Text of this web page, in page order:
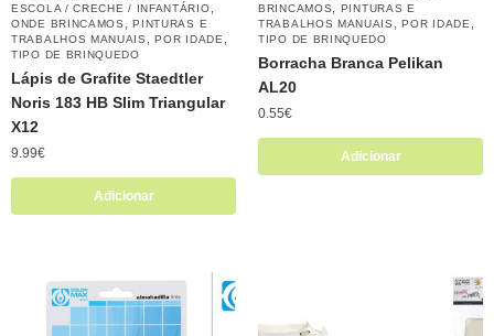
ESCOLA / CRECHE / INFANTÁRIO
ONDE BRINCAMOS ,PINTURAS E
TRABALHOS MANUAIS
,POR IDADE
TIPO DE BRINQUEDO
Lápis de Grafite Staedtler
Noris 183 HB Slim Triangular
X12
9.99€
Adicionar
BRINCAMOS
PINTURAS E
TRABALHOS MANUAIS
,POR IDADE
TIPO DE BRINQUEDO
Borracha Branca Pelikan
AL20
0.55€
Adicionar